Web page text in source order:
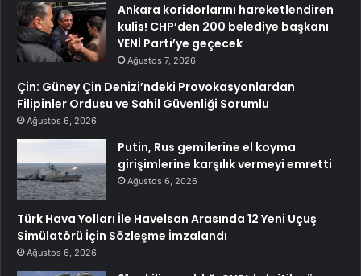
Ankara koridorlarını hareketlendiren
kulis! CHP’den 200 belediye başkanı
YENİ Parti’ye geçecek
Ağustos 7, 2026
Çin: Güney Çin Denizi’ndeki Provokasyonlardan
Filipinler Ordusu ve Sahil Güvenliği Sorumlu
Ağustos 6, 2026
Putin, Rus gemilerine el koyma
girişimlerine karşılık vermeyi emretti
Ağustos 6, 2026
Türk Hava Yolları İle Havelsan Arasında 12 Yeni Uçuş
Simülatörü İçin Sözleşme İmzalandı
Ağustos 6, 2026